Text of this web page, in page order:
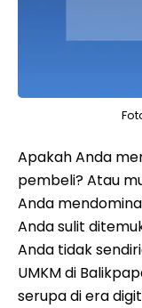
Apakah Anda
pembeli? Atau
Anda
Anda sulit
Anda tidak
UMKM di
serupa di era